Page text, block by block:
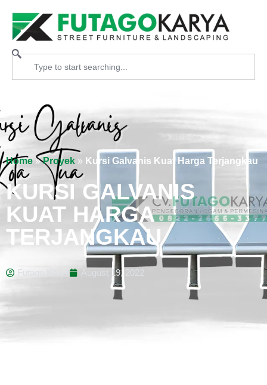
Home »Proyek » Kursi Galvanis Kuat Harga Terjangkau
KURSI GALVANIS
KUAT HARGA
TERJANGKAU
Futago Karya August 19, 2022